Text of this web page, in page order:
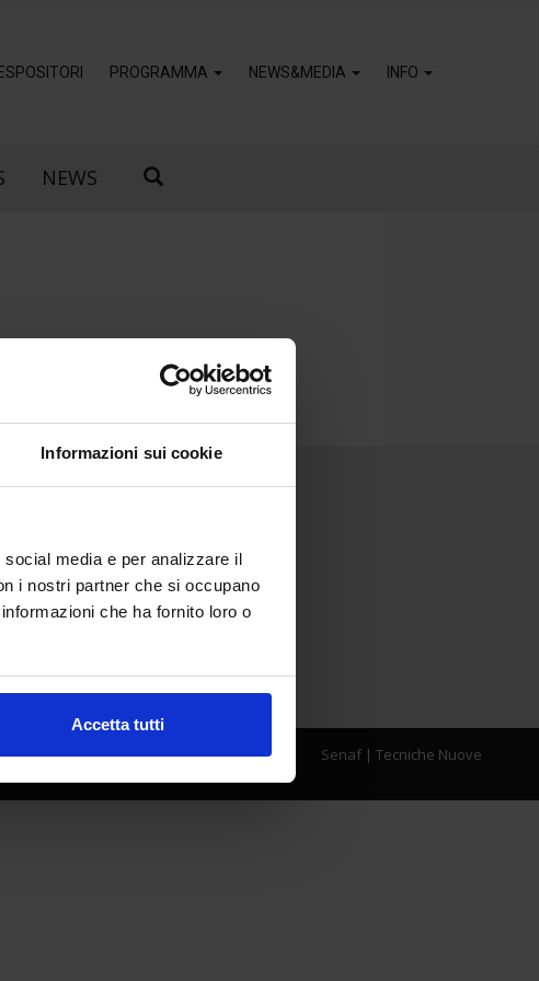
Informazioni sui cookie
media e per analizzare il
i nostri partner che si occupano
che ha fornito loro o
Accetta tutti
PROGRAMMA NEWS&MEDIA INFO
NEWS
Senaf| Tecniche Nuove